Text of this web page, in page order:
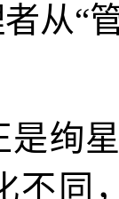
从“
绚
不同